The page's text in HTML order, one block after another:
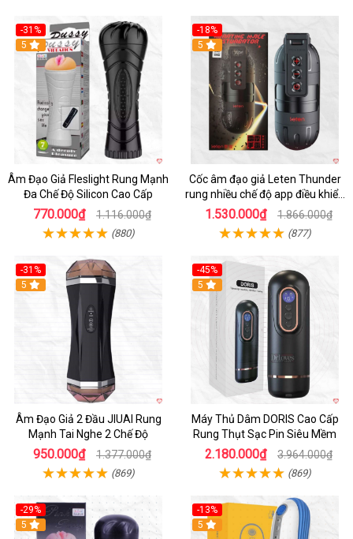
-31%
5
Âm Đạo Giả Fleslight Rung Mạnh
Đa Chế Độ Silicon Cao Cấp
770.000₫ 1.116.000₫
(880)
-18%
5
Cốc âm đạo giả Leten Thunder
rung nhiều chế độ app điều khiển
tiện lợi
1.530.000₫ 1.866.000₫
(877)
-31%
5
Âm Đạo Giả 2 Đầu JIUAI Rung
Mạnh Tai Nghe 2 Chế Độ
950.000₫ 1.377.000₫
(869)
-45%
Hot
5
Máy Thủ Dâm DORIS Cao Cấp
Rung Thụt Sạc Pin Siêu Mềm
2.180.000₫ 3.964.000₫
(869)
-29%
5
-13%
5